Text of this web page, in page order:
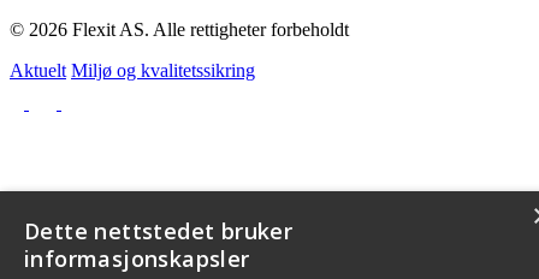
© 2026 Flexit AS. Alle rettigheter forbeholdt
Aktuelt Miljø og kvalitetssikring
Dette nettstedet bruker
informasjonskapsler